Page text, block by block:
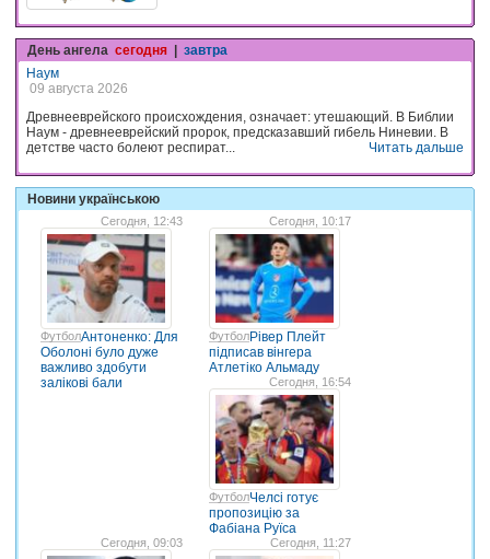
День ангела сегодня | завтра
Наум
09 августа 2026
Древнееврейского происхождения, означает: утешающий. В Библии
Наум - древнееврейский пророк, предсказавший гибель Ниневии. В
детстве часто болеют респират...
Читать дальше
Новини українською
Сегодня, 12:43
ФутболАнтоненко: Для
Оболоні було дуже
важливо здобути
залікові бали
Сегодня, 10:17
ФутболРівер Плейт
підписав вінгера
Атлетіко Альмаду
Сегодня, 16:54
ФутболЧелсі готує
пропозицію за
Фабіана Руїса
Сегодня, 09:03 Сегодня, 11:27